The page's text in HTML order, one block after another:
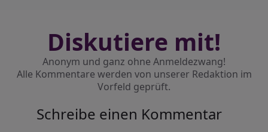
Diskutiere mit!
Anonym und ganz ohne Anmeldezwang!
Alle Kommentare werden von unserer Redaktion im
Vorfeld geprüft.
Schreibe einen Kommentar